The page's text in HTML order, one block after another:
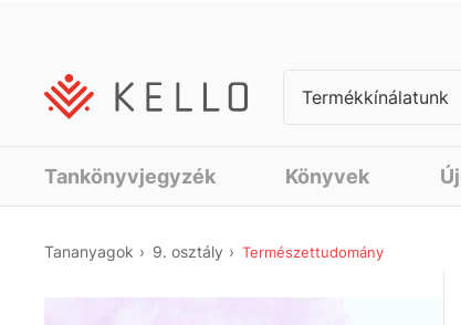
Termékkínálatunk
Tankönyvjegyzék Könyvek
Tananyagok 9. osztály Természettudomány